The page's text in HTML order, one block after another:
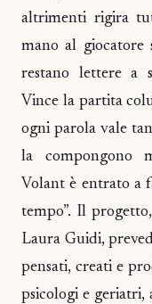
altrimenti rigira
mano al giocatore
restano lettere a
Vince la partita
ogni parola vale
la compongono
Volant è entrato a
tempo”. Il
Laura Guidi,
pensati, creati e
psicologi e geriatri,